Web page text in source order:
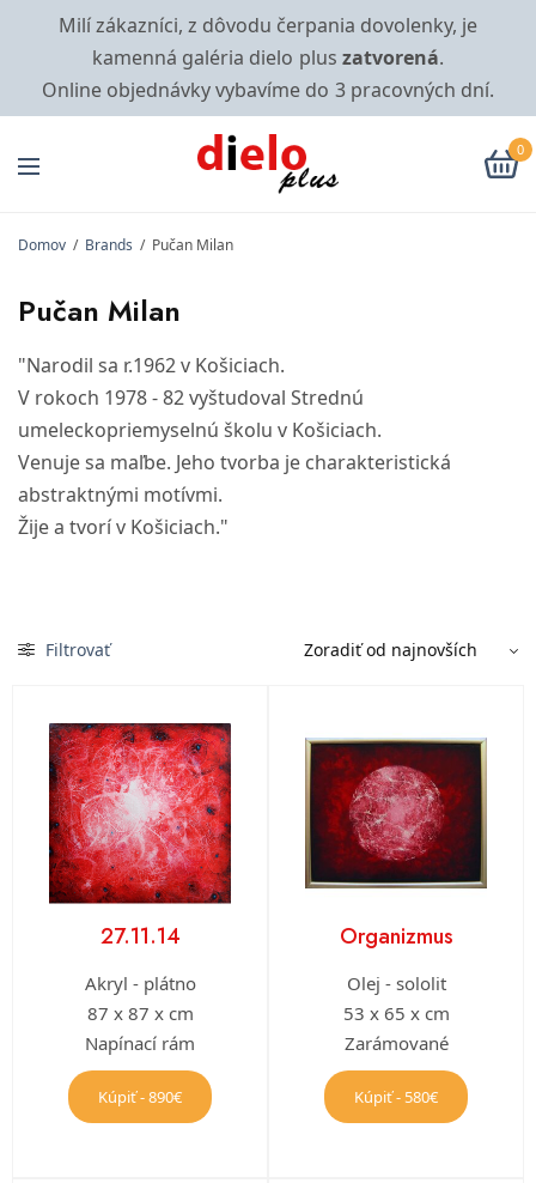
Milí zákazníci, z dôvodu čerpania dovolenky, je
kamenná galéria dielo plus zatvorená.
Online objednávky vybavíme do 3 pracovných dní.
0
Domov / Brands / Pučan Milan
Pučan Milan
"Narodil sa r.1962 v Košiciach.
V rokoch 1978 - 82 vyštudoval Strednú
umeleckopriemyselnú školu v Košiciach.
Venuje sa maľbe. Jeho tvorba je charakteristická
abstraktnými motívmi.
Žije a tvorí v Košiciach."
Filtrovať
27.11.14
Akryl - plátno
87 x 87 x cm
Napínací rám
Kúpiť - 890€
Organizmus
Olej - sololit
53 x 65 x cm
Zarámované
Kúpiť - 580€